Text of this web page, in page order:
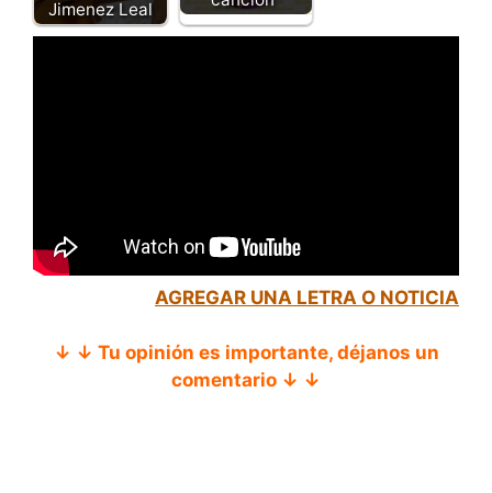
Jimenez Leal
AGREGAR UNA LETRA O NOTICIA
↓ ↓ Tu opinión es importante, déjanos un
comentario ↓ ↓